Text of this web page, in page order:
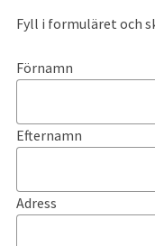
Fyll i formuläret och
Förnamn
Efternamn
Adress